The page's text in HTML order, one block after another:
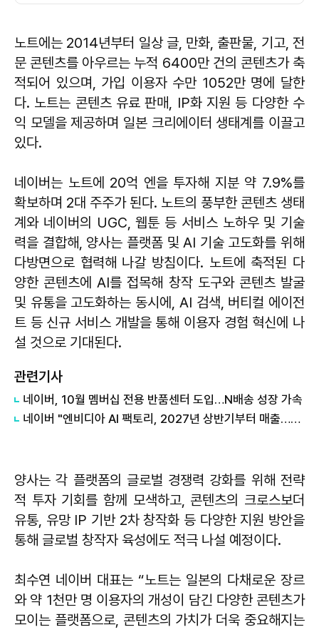
노트에는 2014년부터 일상 글, 만화, 출판물, 기고, 전
문 콘텐츠를 아우르는 누적 6400만 건의 콘텐츠가 축
적되어 있으며, 가입 이용자 수만 1052만 명에 달한
다. 노트는 콘텐츠 유료 판매, IP화 지원 등 다양한 수
익 모델을 제공하며 일본 크리에이터 생태계를 이끌고
있다.
네이버는 노트에 20억 엔을 투자해 지분 약 7.9%를
확보하며 2대 주주가 된다. 노트의 풍부한 콘텐츠 생태
계와 네이버의 UGC, 웹툰 등 서비스 노하우 및 기술
력을 결합해, 양사는 플랫폼 및 AI 기술 고도화를 위해
다방면으로 협력해 나갈 방침이다. 노트에 축적된 다
양한 콘텐츠에 AI를 접목해 창작 도구와 콘텐츠 발굴
및 유통을 고도화하는 동시에, AI 검색, 버티컬 에이전
트 등 신규 서비스 개발을 통해 이용자 경험 혁신에 나
설 것으로 기대된다.
관련기사
네이버, 10월 멤버십 전용 반품센터 도입…N배송 성장 가속
네이버 "엔비디아 AI 팩토리, 2027년 상반기부터 매출…구조적 성장 투자"
양사는 각 플랫폼의 글로벌 경쟁력 강화를 위해 전략
적 투자 기회를 함께 모색하고, 콘텐츠의 크로스보더
유통, 유망 IP 기반 2차 창작화 등 다양한 지원 방안을
통해 글로벌 창작자 육성에도 적극 나설 예정이다.
최수연 네이버 대표는 “노트는 일본의 다채로운 장르
와 약 1천만 명 이용자의 개성이 담긴 다양한 콘텐츠가
모이는 플랫폼으로, 콘텐츠의 가치가 더욱 중요해지는